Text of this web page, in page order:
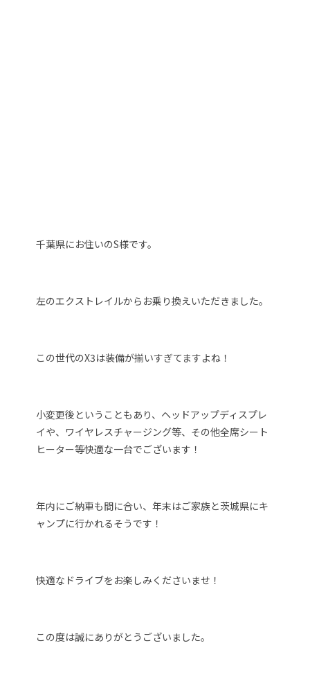
千葉県にお住いのS様です。
左のエクストレイルからお乗り換えいただきました。
この世代のX3は装備が揃いすぎてますよね！
小変更後ということもあり、ヘッドアップディスプレ
イや、ワイヤレスチャージング等、その他全席シート
ヒーター等快適な一台でございます！
年内にご納車も間に合い、年末はご家族と茨城県にキ
ャンプに行かれるそうです！
快適なドライブをお楽しみくださいませ！
この度は誠にありがとうございました。